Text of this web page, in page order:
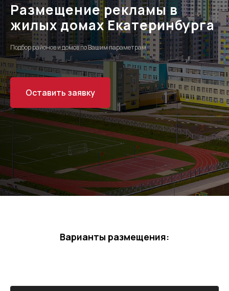
Размещение рекламы в
жилых домах Екатеринбурга
Подбор районов и домов по Вашим параметрам
Оставить заявку
Варианты размещения: